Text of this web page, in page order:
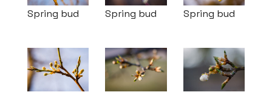
Spring bud Spring bud Spring bud